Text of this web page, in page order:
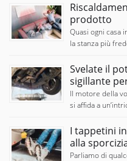
prodotto
Quasi ogni casa
la stanza più
Svelate il
sigillante
Il motore della
si affida a
I tappetini
alla
Parliamo di